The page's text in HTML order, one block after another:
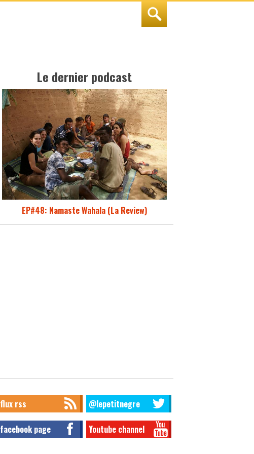
Le dernier podcast
EP#48: Namaste Wahala (La Review)
flux rss @lepetitnegre
facebook page Youtube channel